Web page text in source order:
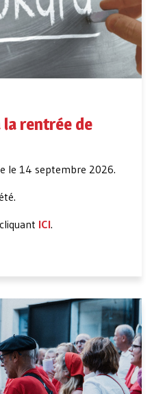
la rentrée de
le 14 septembre 2026.
ICI.